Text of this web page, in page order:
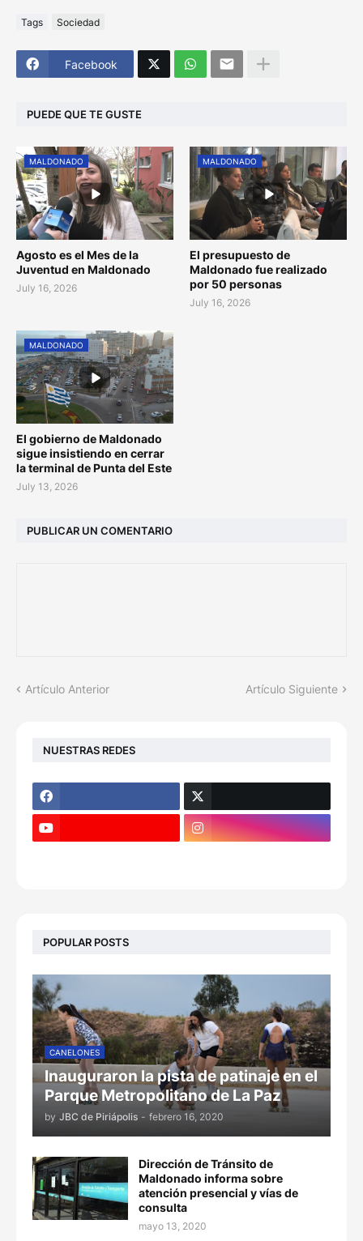
Tags Sociedad
Facebook
PUEDE QUE TE GUSTE
MALDONADO
Agosto es el Mes de la
Juventud en Maldonado
July 16, 2026
MALDONADO
El presupuesto de
Maldonado fue realizado
por 50 personas
July 16, 2026
MALDONADO
El gobierno de Maldonado
sigue insistiendo en cerrar
la terminal de Punta del Este
July 13, 2026
PUBLICAR UN COMENTARIO
Artículo Anterior Artículo Siguiente
NUESTRAS REDES
POPULAR POSTS
CANELONES
Inauguraron la pista de patinaje en el
Parque Metropolitano de La Paz
by JBC de Piriápolis - febrero 16, 2020
Dirección de Tránsito de
Maldonado informa sobre
atención presencial y vías de
consulta
mayo 13, 2020